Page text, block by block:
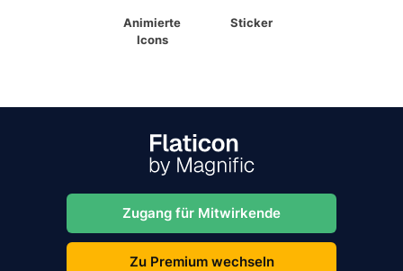
Animierte
Icons
Sticker
Zugang für Mitwirkende
Zu Premium wechseln